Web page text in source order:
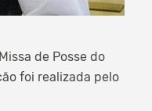
de Posse do
foi realizada pelo